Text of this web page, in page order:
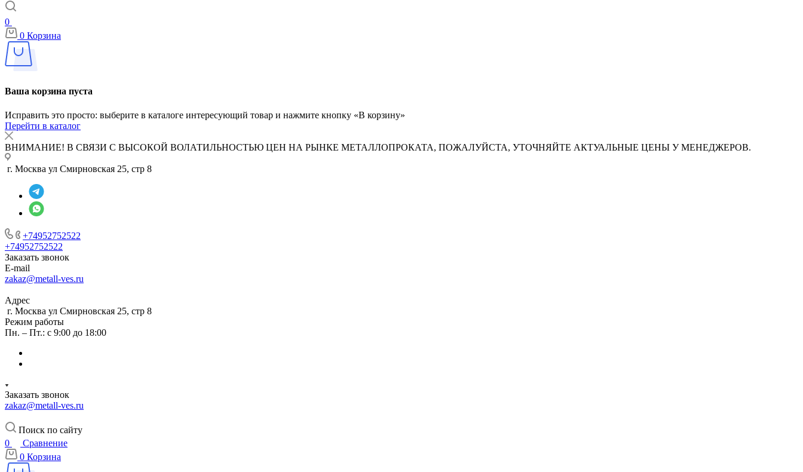
0
0 Корзина
Ваша корзина пуста
Исправить это просто: выберите в каталоге интересующий товар и нажмите кнопку «В корзину»
Перейти в каталог
ВНИМАНИЕ! В СВЯЗИ С ВЫСОКОЙ ВОЛАТИЛЬНОСТЬЮ ЦЕН НА РЫНКЕ МЕТАЛЛОПРОКАТА, ПОЖАЛУЙСТА, УТОЧНЯЙТЕ АКТУАЛЬНЫЕ ЦЕНЫ У МЕНЕДЖЕРОВ.
г. Москва ул Смирновская 25, стр 8
+74952752522
+74952752522
Заказать звонок
E-mail
zakaz@metall-ves.ru
Адрес
г. Москва ул Смирновская 25, стр 8
Режим работы
Пн. – Пт.: с 9:00 до 18:00
Заказать звонок
zakaz@metall-ves.ru
Поиск по сайту
0
Сравнение
0 Корзина